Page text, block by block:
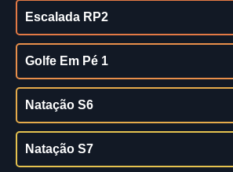
Escalada RP2
Golfe Em Pé 1
Natação S6
Natação S7